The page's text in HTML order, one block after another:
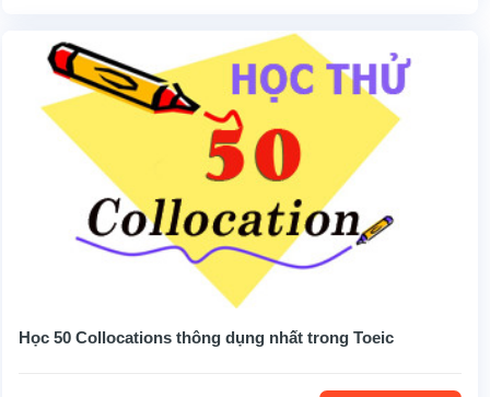
Học 50 Collocations thông dụng nhất trong Toeic